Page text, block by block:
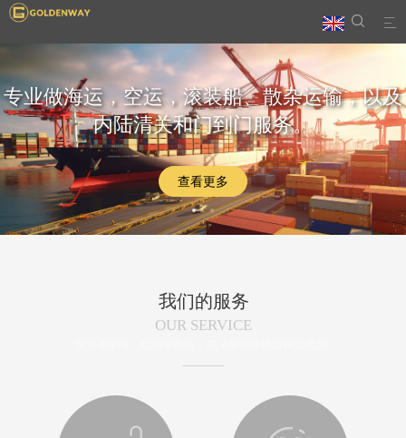


专业做海运，空运，滚装船、散杂运输，以及
内陆清关和门到门服务。
查看更多
我们的服务
OUR SERVICE